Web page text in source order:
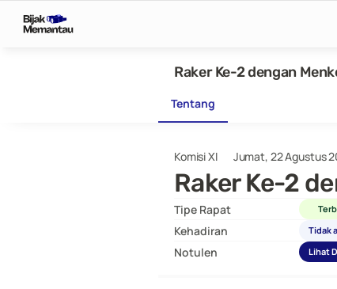
Komisi XI Jumat, 22 Agustus
Raker Ke-2
Tipe Rapat
Kehadiran Tidak
Notulen Lihat
Raker Ke-2 dengan
Tentang